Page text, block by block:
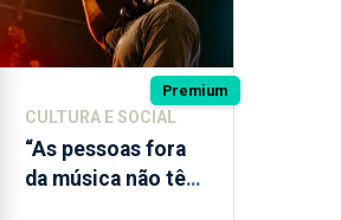
Premium
CULTURA E SOCIAL
“As pessoas fora
da música não têm